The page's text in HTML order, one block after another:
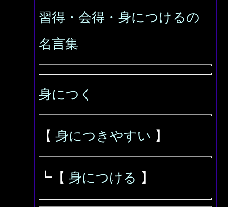
習得・会得・身につけるの
名言集
身につく
【 身につきやすい 】
┗【 身につける 】